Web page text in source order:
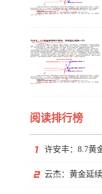
阅读排行榜